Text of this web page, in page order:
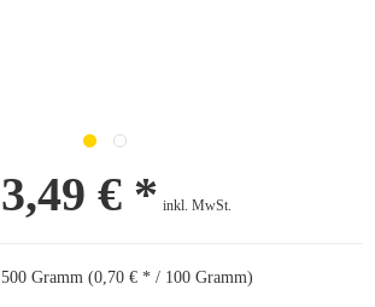
3,49 € * inkl. MwSt.
500 Gramm (0,70 € * / 100 Gramm)